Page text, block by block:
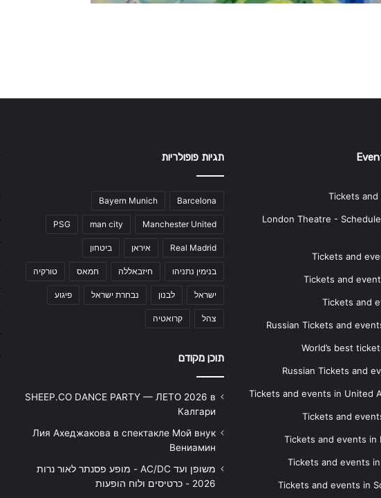
Tickets
London Theatre -
Tickets and
Tickets and
Tickets and
Russian Tickets and
World’s best
Russian Tickets and
Tickets and events in United
Tickets and
Tickets and events in
Tickets and events
Tickets and events in
תגיות פופולריות
Barcelona
Bayern Munich
Manchester United
man city
PSG
Real Madrid איראן ביטחון
בנימין נתניהו חיזבאללה חמאס טורקיה
ישראל לבנון נבחרת ישראל פיגוע
צהל קרואטיה
תוכן מקודם
SHEEP.CO DANCE PARTY — ЛЕТО 2026 в
Калгари
Лия Ахеджакова в спектакле Мой внук
Вениамин
משופן ועד AC/DC - מופע פסנתר לאור נרות
2026 - כרטיסים ולוח הופעות